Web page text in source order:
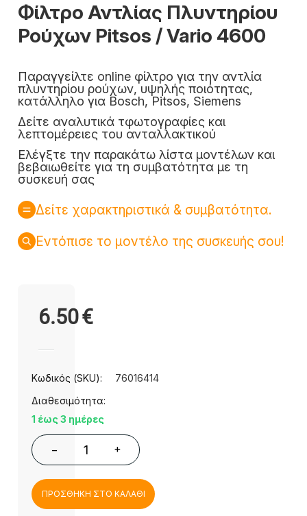
Φίλτρο Αντλίας Πλυντηρίου
Ρούχων Pitsos / Vario 4600
Παραγγείλτε online φίλτρο για την αντλία
πλυντηρίου ρούχων, υψηλής ποιότητας,
κατάλληλο για Bosch, Pitsos, Siemens
Δείτε αναλυτικά τφωτογραφίες και
λεπτομέρειες του ανταλλακτικού
Ελέγξτε την παρακάτω λίστα μοντέλων και
βεβαιωθείτε για τη συμβατότητα με τη
συσκευή σας
Δείτε χαρακτηριστικά & συμβατότητα.
Εντόπισε το μοντέλο της συσκευής σου!
6.50€
Κωδικός (SKU):
76016414
Διαθεσιμότητα:
1 έως 3 ημέρες
− +
ΠΡΟΣΘΗΚΗ ΣΤΟ ΚΑΛΑΘΙ